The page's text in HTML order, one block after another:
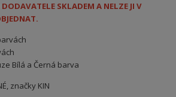
SKLADEM A NELZE JI V
Bílá a Černá barva
značky KIN